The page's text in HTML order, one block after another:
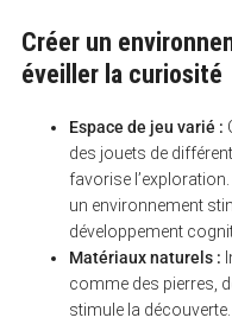
Créer un
éveiller la curiosité
Espace de jeu varié :
des jouets de
favorise
un environnement
développement
Matériaux naturels :
comme des pierres,
stimule la